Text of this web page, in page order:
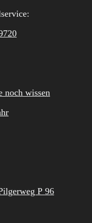
noch wissen
P 96